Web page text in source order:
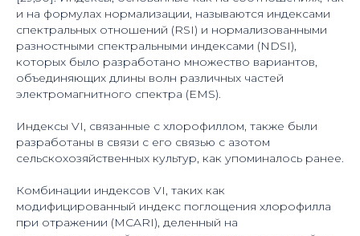
и на формулах нормализации, называются индексами
спектральных отношений (RSI) и нормализованными
разностными спектральными индексами (NDSI),
которых было разработано множество вариантов,
объединяющих длины волн различных частей
электромагнитного спектра (EMS).
Индексы VI, связанные с хлорофиллом, также были
разработаны в связи с его связью с азотом
сельскохозяйственных культур, как упоминалось ранее.
Комбинации индексов VI, таких как
модифицированный индекс поглощения хлорофилла
при отражении (MCARI), деленный на